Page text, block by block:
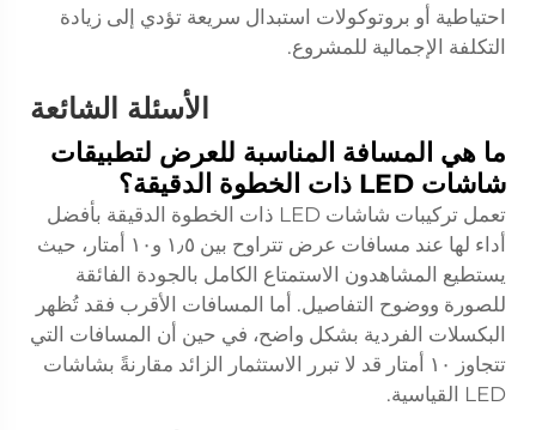
احتياطية أو بروتوكولات استبدال سريعة تؤدي إلى زيادة
التكلفة الإجمالية للمشروع.
الأسئلة الشائعة
ما هي المسافة المناسبة للعرض لتطبيقات
شاشات LED ذات الخطوة الدقيقة؟
تعمل تركيبات شاشات LED ذات الخطوة الدقيقة بأفضل
أداء لها عند مسافات عرض تتراوح بين ١٫٥ و١٠ أمتار، حيث
يستطيع المشاهدون الاستمتاع الكامل بالجودة الفائقة
للصورة ووضوح التفاصيل. أما المسافات الأقرب فقد تُظهر
البكسلات الفردية بشكل واضح، في حين أن المسافات التي
تتجاوز ١٠ أمتار قد لا تبرر الاستثمار الزائد مقارنةً بشاشات
LED القياسية.